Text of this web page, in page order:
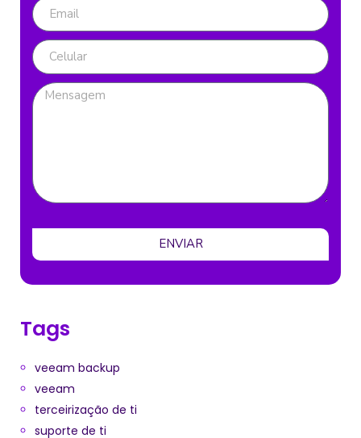
ENVIAR
Tags
veeam backup
veeam
terceirização de ti
suporte de ti